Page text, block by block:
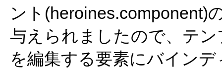
ント(heroines.component)
与えられましたので、テ
を編集する要素にバイン